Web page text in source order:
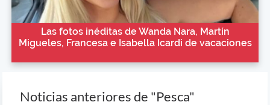
Las fotos inéditas de Wanda Nara, Martín
Migueles, Francesa e Isabella Icardi de vacaciones
Noticias anteriores de "Pesca"